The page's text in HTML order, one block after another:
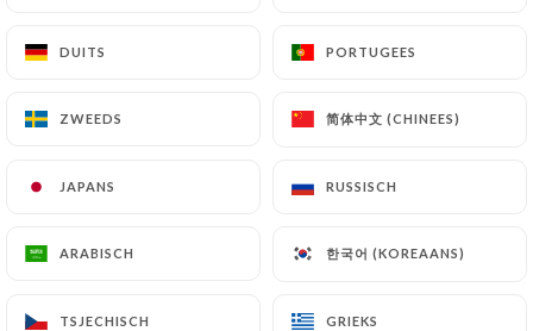
MENU
DUITS PORTUGEES
ZWEEDS 简体中文 (CHINEES)
JAPANS RUSSISCH
ARABISCH 한국어 (KOREAANS)
TSJECHISCH GRIEKS
Persgegevens
DUITS PORTUGEES
ZWEEDS 简体中文 (CHINEES)
JAPANS RUSSISCH
ARABISCH 한국어 (KOREAANS)
TSJECHISCH GRIEKS